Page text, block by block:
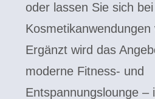
oder lassen Sie sich
Kosmetikanwendungen
Ergänzt wird das
moderne Fitness- und
Entspannungslounge –